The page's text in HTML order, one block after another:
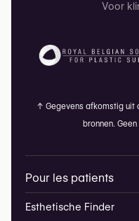
Voor
↑ Gegevens afkomstig uit
bronnen.
Pour les patients
Esthetische Finder